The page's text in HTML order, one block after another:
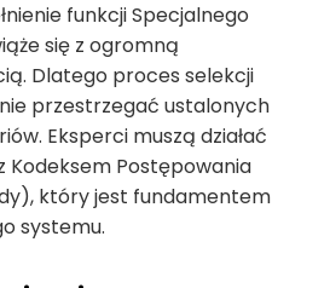
funkcji Specjalnego
się z ogromną
Dlatego proces selekcji
przestrzegać ustalonych
Eksperci muszą działać
Kodeksem Postępowania
który jest fundamentem
systemu.